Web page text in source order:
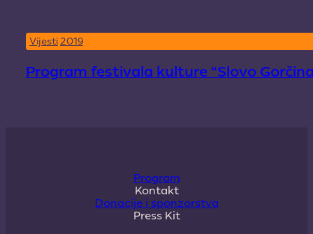
Program festivala kulture “Slovo
Vijesti 2019
Program
Kontakt
Donacije i sponzorstva
Press Kit